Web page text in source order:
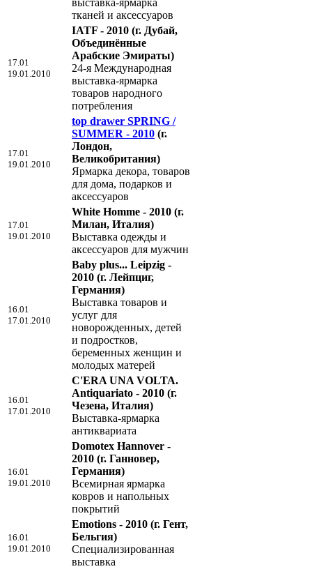
выставка-ярмарка
тканей и аксессуаров
17.01
19.01.2010
IATF - 2010 (г. Дубай,
Объединённые
Арабские Эмираты)
24-я Международная
выставка-ярмарка
товаров народного
потребления
17.01
19.01.2010
top drawer SPRING /
SUMMER - 2010 (г.
Лондон,
Великобритания)
Ярмарка декора, товаров
для дома, подарков и
аксессуаров
17.01
19.01.2010
White Homme - 2010 (г.
Милан, Италия)
Выставка одежды и
аксессуаров для мужчин
16.01
17.01.2010
Baby plus... Leipzig -
2010 (г. Лейпциг,
Германия)
Выставка товаров и
услуг для
новорожденных, детей
и подростков,
беременных женщин и
молодых матерей
16.01
17.01.2010
C'ERA UNA VOLTA.
Antiquariato - 2010 (г.
Чезена, Италия)
Выставка-ярмарка
антиквариата
16.01
19.01.2010
Domotex Hannover -
2010 (г. Ганновер,
Германия)
Всемирная ярмарка
ковров и напольных
покрытий
16.01
19.01.2010
Emotions - 2010 (г. Гент,
Бельгия)
Специализированная
выставка